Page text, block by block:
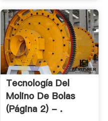
Tecnología Del
Molino De Bolas
(página 2) - .